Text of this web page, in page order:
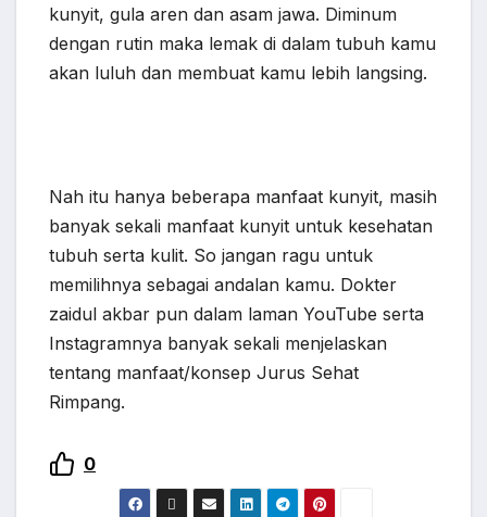
kunyit, gula aren dan asam jawa. Diminum
dengan rutin maka lemak di dalam tubuh kamu
akan luluh dan membuat kamu lebih langsing.
Nah itu hanya beberapa manfaat kunyit, masih
banyak sekali manfaat kunyit untuk kesehatan
tubuh serta kulit. So jangan ragu untuk
memilihnya sebagai andalan kamu. Dokter
zaidul akbar pun dalam laman YouTube serta
Instagramnya banyak sekali menjelaskan
tentang manfaat/konsep Jurus Sehat
Rimpang.
0